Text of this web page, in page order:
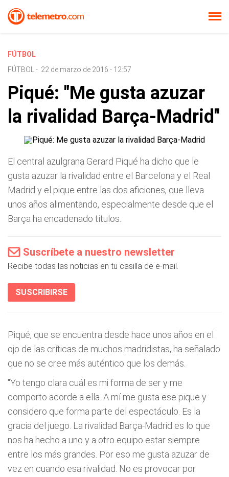
FÚTBOL
FÚTBOL
- 22 de marzo de 2016 - 12:57
Piqué: "Me gusta azuzar
la rivalidad Barça-Madrid"
El central azulgrana Gerard Piqué ha dicho que le
gusta azuzar la rivalidad entre el Barcelona y el Real
Madrid y el pique entre las dos aficiones, que lleva
unos años alimentando, especialmente desde que el
Barça ha encadenado títulos.
Suscríbete a nuestro newsletter
Recibe todas las noticias en tu casilla de e-mail.
SUSCRIBIRSE
Piqué, que se encuentra desde hace unos años en el
ojo de las críticas de muchos madridistas, ha señalado
que no se cree más auténtico que los demás.
"Yo tengo clara cuál es mi forma de ser y me
comporto acorde a ella. A mí me gusta ese pique y
considero que forma parte del espectáculo. Es la
gracia del juego. La rivalidad Barça-Madrid es lo que
nos ha hecho a uno y a otro equipo estar siempre
entre los más grandes. Por eso me gusta azuzar de
vez en cuando esa rivalidad. No es provocar por